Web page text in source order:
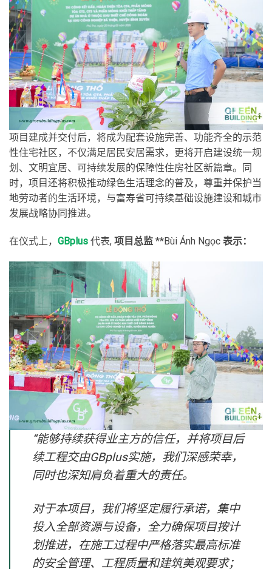
项目建成并交付后，将成为配套设施完善、功能齐全的示范
性住宅社区，不仅满足居民安居需求，更将开启建设统一规
划、文明宜居、可持续发展的保障性住房社区新篇章。同
时，项目还将积极推动绿色生活理念的普及，尊重并保护当
地劳动者的生活环境，与富寿省可持续基础设施建设和城市
发展战略协同推进。
在仪式上， GBplus 代表, 项目总监 **Bùi Ánh Ngọc 表示：
“能够持续获得业主方的信任，并将项目后
续工程交由GBplus实施，我们深感荣幸，
同时也深知肩负着重大的责任。
对于本项目，我们将坚定履行承诺，集中
投入全部资源与设备，全力确保项目按计
划推进，在施工过程中严格落实最高标准
的安全管理、工程质量和建筑美观要求；